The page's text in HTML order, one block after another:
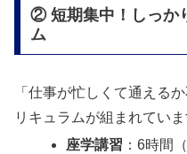
② 短期集中！しっか
ム
「仕事が忙しくて通える
リキュラムが組まれてい
座学講習 ：6時間